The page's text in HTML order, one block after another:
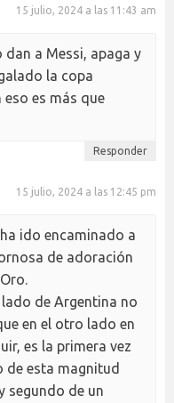
15 julio, 2024 a las 11:43 am
dan a Messi, apaga y
la copa
eso es más que
Responder
15 julio, 2024 a las 12:45 pm
ido encaminado a
de adoración
lado de Argentina no
en el otro lado en
es la primera vez
de esta magnitud
segundo de un